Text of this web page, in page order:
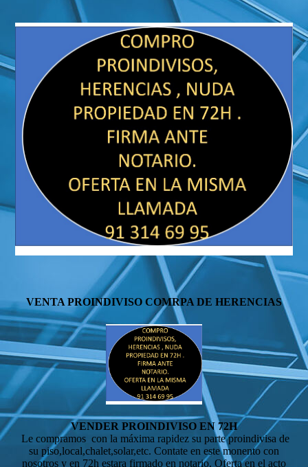
VENTA PROINDIVISO COMRPA DE HERENCIAS
VENDER PROINDIVISO EN 72H
Le compramos con la máxima rapidez su parte proindivisa de
su piso,local,chalet,solar,etc. Contate en este monento con
nosotros y en 72h estara firmado en notario. Oferta en el acto